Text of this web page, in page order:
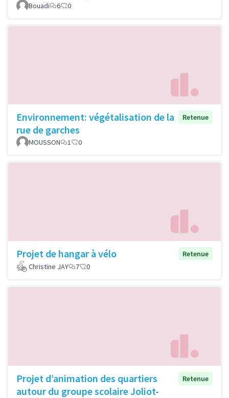
Bouadi 6 0
Environnement: végétalisation de la
rue de garches
Retenue
MOUSSON 1 0
Projet de hangar à vélo
Retenue
Christine JAY
7 0
Projet d’animation des quartiers
autour du groupe scolaire Joliot-
Retenue